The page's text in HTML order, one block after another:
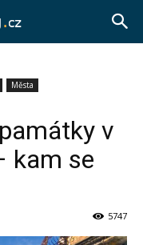
Města
v
kam se
5747